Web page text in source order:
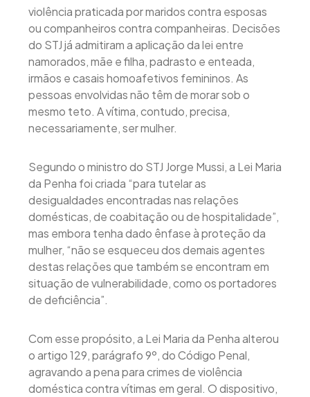
violência praticada por maridos contra esposas
ou companheiros contra companheiras. Decisões
do STJ já admitiram a aplicação da lei entre
namorados, mãe e filha, padrasto e enteada,
irmãos e casais homoafetivos femininos. As
pessoas envolvidas não têm de morar sob o
mesmo teto. A vítima, contudo, precisa,
necessariamente, ser mulher.
Segundo o ministro do STJ Jorge Mussi, a Lei Maria
da Penha foi criada “para tutelar as
desigualdades encontradas nas relações
domésticas, de coabitação ou de hospitalidade”,
mas embora tenha dado ênfase à proteção da
mulher, “não se esqueceu dos demais agentes
destas relações que também se encontram em
situação de vulnerabilidade, como os portadores
de deficiência”.
Com esse propósito, a Lei Maria da Penha alterou
o artigo 129, parágrafo 9º, do Código Penal,
agravando a pena para crimes de violência
doméstica contra vítimas em geral. O dispositivo,